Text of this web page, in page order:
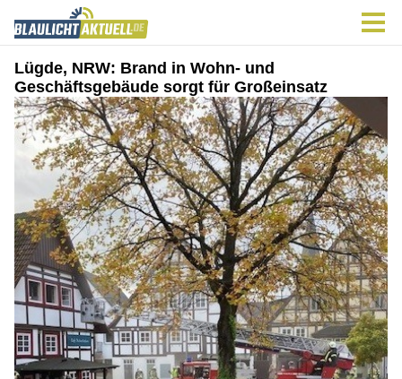
Lügde, NRW: Brand in Wohn- und
Geschäftsgebäude sorgt für Großeinsatz